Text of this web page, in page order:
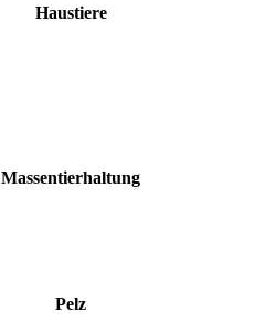
Haustiere
Massentierhaltung
Pelz